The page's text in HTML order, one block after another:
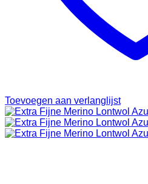
Toevoegen aan verlanglijst